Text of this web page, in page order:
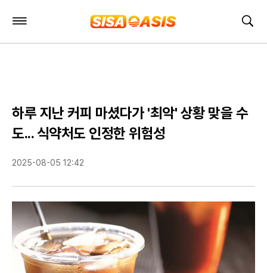
검
주
펼
치
기
하루 지난 커피 마셨다가 '최악' 상황 맞을 수
도... 식약처도 인정한 위험성
2025-08-05 12:42